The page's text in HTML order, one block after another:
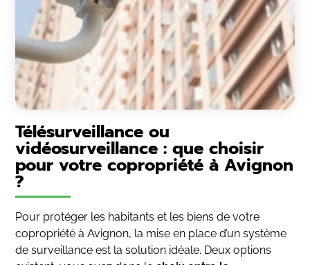
Télésurveillance ou
vidéosurveillance : que choisir
pour votre copropriété à Avignon
?
Pour protéger les habitants et les biens de votre
copropriété à Avignon, la mise en place d’un système
de surveillance est la solution idéale. Deux options